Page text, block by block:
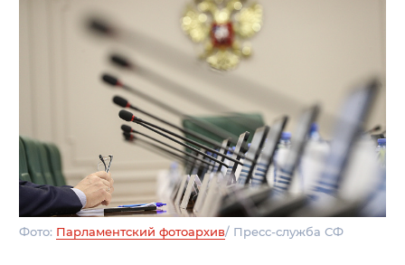
Фото: Парламентский фотоархив/ Пресс-служба СФ